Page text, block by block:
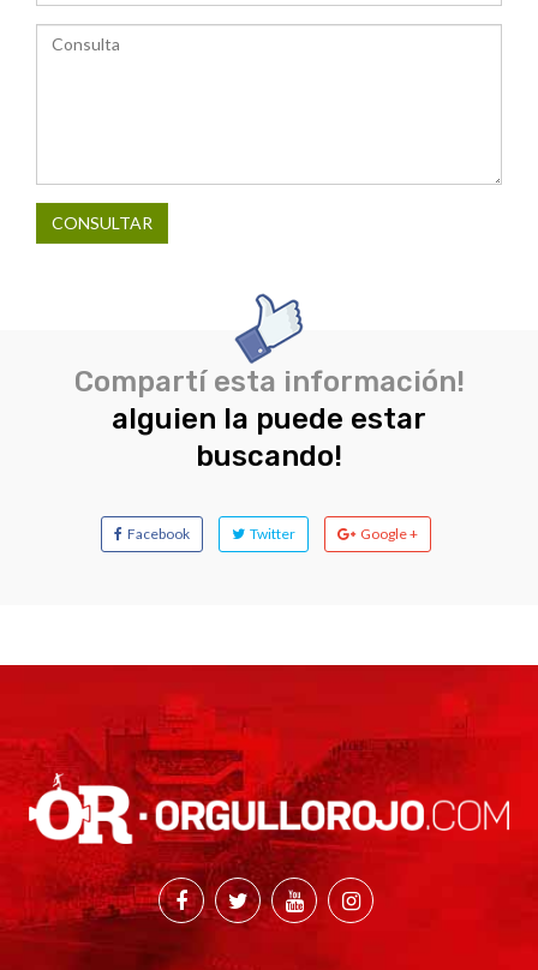
CONSULTAR
Compartí esta información!
alguien la puede estar
buscando!
Facebook Twitter Google +